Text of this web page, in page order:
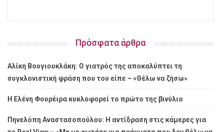
Πρόσφατα άρθρα
Αλίκη Βουγιουκλάκη: Ο γιατρός της αποκαλύπτει τη
συγκλονιστική φράση που του είπε – «Θέλω να ζήσω»
Η Ελένη Φουρέιρα κυκλοφορεί το πρώτο της βινύλιο
Πηνελόπη Αναστασοπούλου: Η αντίδραση στις κάμερες για